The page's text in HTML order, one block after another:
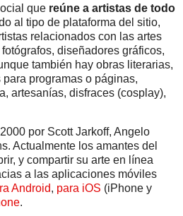
que reúne a artistas de todo
al tipo de plataforma del sitio,
relacionados con las artes
diseñadores gráficos,
también hay obras literarias,
programas o páginas,
artesanías, disfraces (cosplay),
por Scott Jarkoff, Angelo
Actualmente los amantes del
y compartir su arte en línea
a las aplicaciones móviles
Android, para iOS (iPhone y
.